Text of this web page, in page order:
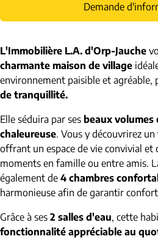
Demande
L'Immobilière L.A. d'Orp-Jauche
charmante maison de village
environnement paisible et agréable,
de tranquillité.
Elle séduira par ses beaux
chaleureuse. Vous y découvrirez un
offrant un espace de vie convivial
moments en famille ou entre amis.
également de 4 chambres
harmonieuse afin de garantir
Grâce à ses 2 salles d'eau, cette
fonctionnalité appréciable au